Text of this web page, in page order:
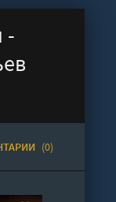
-
(0)